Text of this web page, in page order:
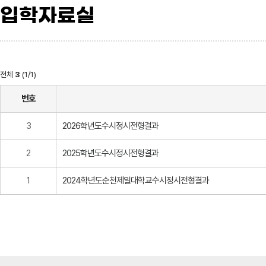
입학자료실
전체 3 (1/1)
번호
3 2026학년도수시정시전형결과
2 2025학년도수시정시전형결과
1 2024학년도순천제일대학교수시정시전형결과